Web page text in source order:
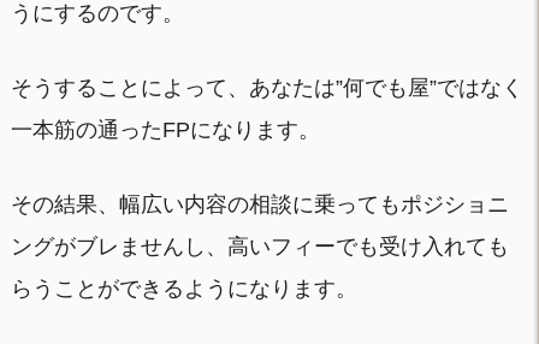
うにするのです。
そうすることによって、あなたは”何でも屋”ではなく
一本筋の通ったFPになります。
その結果、幅広い内容の相談に乗ってもポジショニ
ングがブレませんし、高いフィーでも受け入れても
らうことができるようになります。